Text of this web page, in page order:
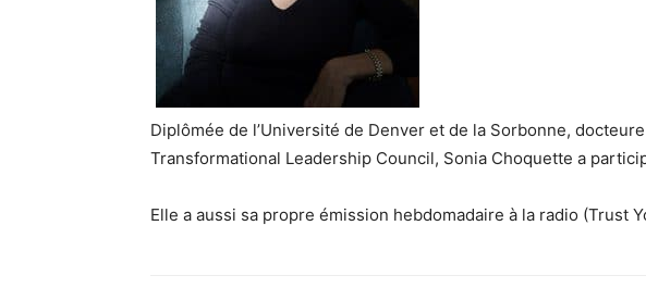
Diplômée de l’Université de Denver et de la Sorbonne,
Transformational Leadership Council, Sonia Choquette a
Elle a aussi sa propre émission hebdomadaire à la radio (Trust